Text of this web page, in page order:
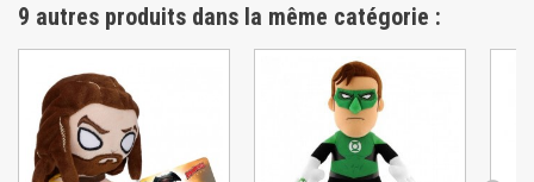
9 autres produits dans la même catégorie :